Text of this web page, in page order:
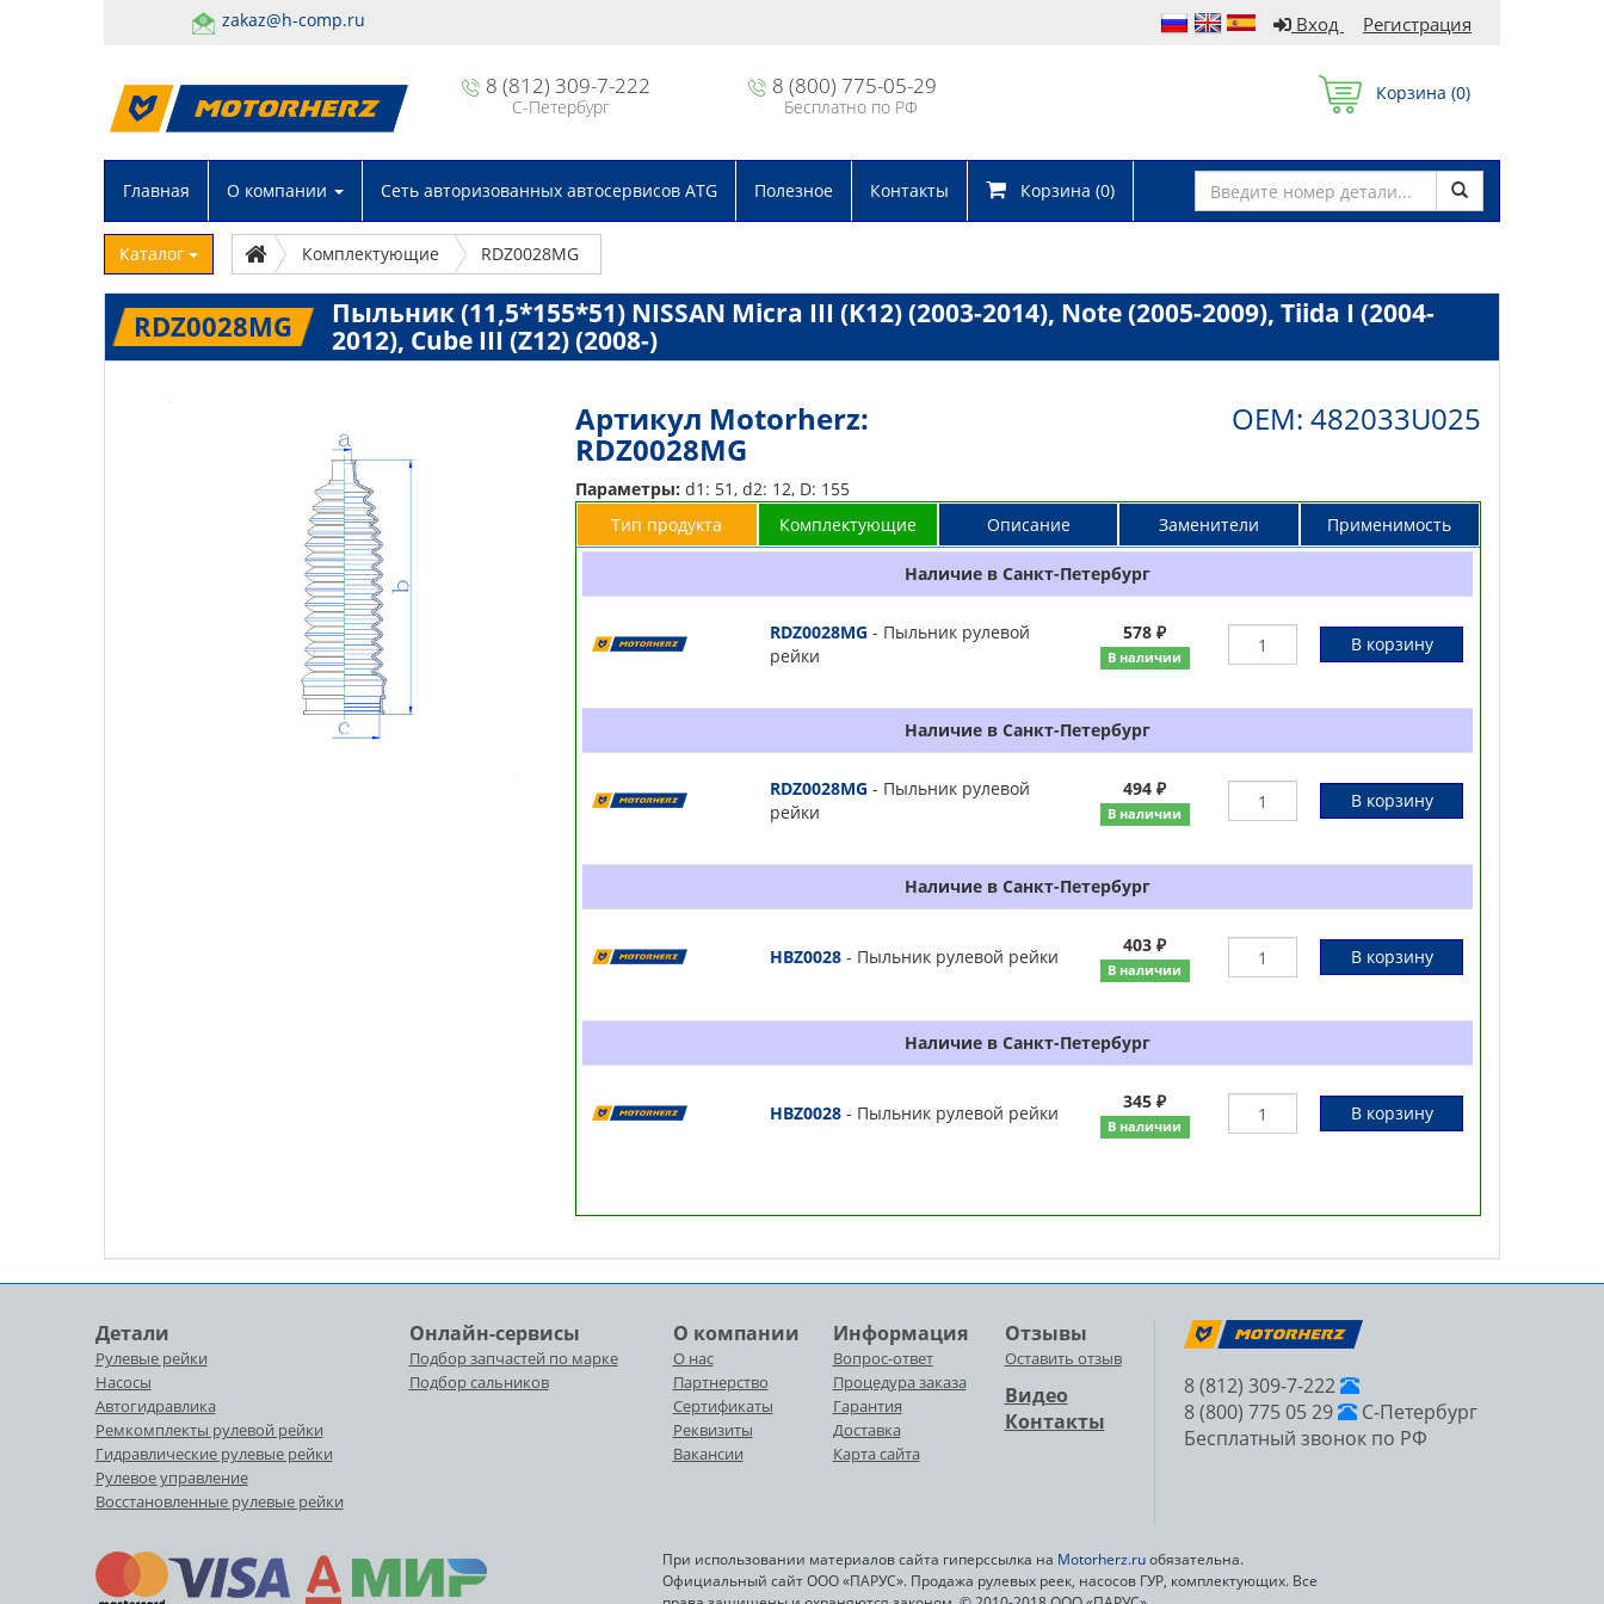
zakaz@h-comp.ru Вход Регистрация
8 (812) 309-7-222
С-Петербург
8 (800) 775-05-29
Бесплатно по РФ
Корзина (0)
Главная О компании Сеть авторизованных автосервисов ATG Полезное Контакты Корзина (0)
Каталог Комплектующие RDZ0028MG
RDZ0028MG
Пыльник (11,5*155*51) NISSAN Micra III (K12) (2003-2014), Note (2005-2009), Tiida I (2004-
2012), Cube III (Z12) (2008-)
Артикул Motorherz:
RDZ0028MG
OEM: 482033U025
Параметры: d1: 51, d2: 12, D: 155
Тип продукта
Комплектующие Описание Заменители Применимость
Наличие в Санкт-Петербург
RDZ0028MG - Пыльник рулевой
рейки
578 ₽
В наличии
В корзину
Наличие в Санкт-Петербург
RDZ0028MG - Пыльник рулевой
рейки
494 ₽
В наличии
В корзину
Наличие в Санкт-Петербург
HBZ0028 - Пыльник рулевой рейки
403 ₽
В наличии
В корзину
Наличие в Санкт-Петербург
HBZ0028 - Пыльник рулевой рейки
345 ₽
В наличии
В корзину
Детали
Рулевые рейки
Насосы
Автогидравлика
Ремкомплекты рулевой рейки
Гидравлические рулевые рейки
Рулевое управление
Восстановленные рулевые рейки
Онлайн-сервисы
Подбор запчастей по марке
Подбор сальников
О компании
О нас
Партнерство
Сертификаты
Реквизиты
Вакансии
Информация
Вопрос-ответ
Процедура заказа
Гарантия
Доставка
Карта сайта
Отзывы
Оставить отзыв
Видео
Контакты
8 (812) 309-7-222
8 (800) 775 05 29
С-Петербург
Бесплатный звонок по РФ
При использовании материалов сайта гиперссылка на Motorherz.ruобязательна.
Официальный сайт ООО «ПАРУС». Продажа рулевых реек, насосов ГУР, комплектующих. Все